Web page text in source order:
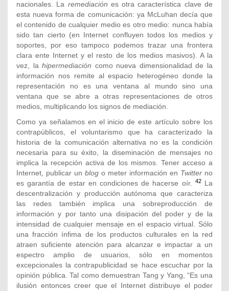
nacionales. La remediación es otra característica clave de
esta nueva forma de comunicación: ya McLuhan decía que
el contenido de cualquier medio es otro medio: nunca había
sido tan cierto (en Internet confluyen todos los medios y
soportes, por eso tampoco podemos trazar una frontera
clara ente Internet y el resto de los medios masivos). A la
vez, lahipermediación como nueva dimensionalidad de la
información nos remite al espacio heterogéneo donde la
representación no es una ventana al mundo sino una
ventana que se abre a otras representaciones de otros
medios, multiplicando los signos de mediación.
Como ya señalamos en el inicio de este artículo sobre los
contrapúblicos, el voluntarismo que ha caracterizado la
historia de la comunicación alternativa no es la condición
necesaria para su éxito, la diseminación de mensajes no
implica la recepción activa de los mismos. Tener acceso a
Internet, publicar un blog o meter información en Twitter no
es garantía de estar en condiciones de hacerse oír. 42La
descentralización y producción autónoma que caracteriza
las redes también implica una sobreproducción de
información y por tanto una disipación del poder y de la
intensidad de cualquier mensaje en el espacio virtual. Sólo
una fracción ínfima de los productos culturales en la red
atraen suficiente atención para alcanzar e impactar a un
espectro amplio de usuarios, sólo en momentos
excepcionales la contrapublicidad se hace escuchar por la
opinión pública. Tal como demuestran Tang y Yang, “Es una
ilusión entonces creer que el Internet distribuye el poder